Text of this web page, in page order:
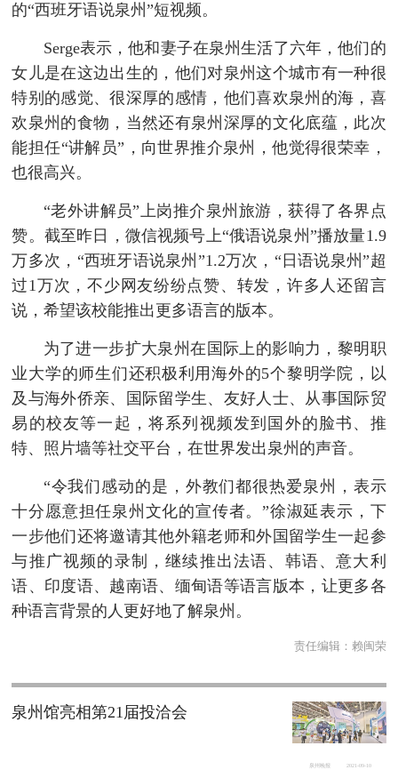
的“西班牙语说泉州”短视频。
Serge表示，他和妻子在泉州生活了六年，他们的
女儿是在这边出生的，他们对泉州这个城市有一种很
特别的感觉、很深厚的感情，他们喜欢泉州的海，喜
欢泉州的食物，当然还有泉州深厚的文化底蕴，此次
能担任“讲解员”，向世界推介泉州，他觉得很荣幸，
也很高兴。
“老外讲解员”上岗推介泉州旅游，获得了各界点
赞。截至昨日，微信视频号上“俄语说泉州”播放量1.9
万多次，“西班牙语说泉州”1.2万次，“日语说泉州”超
过1万次，不少网友纷纷点赞、转发，许多人还留言
说，希望该校能推出更多语言的版本。
为了进一步扩大泉州在国际上的影响力，黎明职
业大学的师生们还积极利用海外的5个黎明学院，以
及与海外侨亲、国际留学生、友好人士、从事国际贸
易的校友等一起，将系列视频发到国外的脸书、推
特、照片墙等社交平台，在世界发出泉州的声音。
“令我们感动的是，外教们都很热爱泉州，表示
十分愿意担任泉州文化的宣传者。”徐淑延表示，下
一步他们还将邀请其他外籍老师和外国留学生一起参
与推广视频的录制，继续推出法语、韩语、意大利
语、印度语、越南语、缅甸语等语言版本，让更多各
种语言背景的人更好地了解泉州。
责任编辑： 赖闽荣
泉州馆亮相第21届投洽会
泉州晚报 2021-09-10